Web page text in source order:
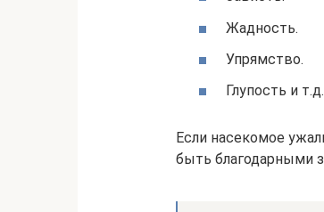
Жадность.
Упрямство.
Глупость и т.д.
Если насекомое
быть благодарными